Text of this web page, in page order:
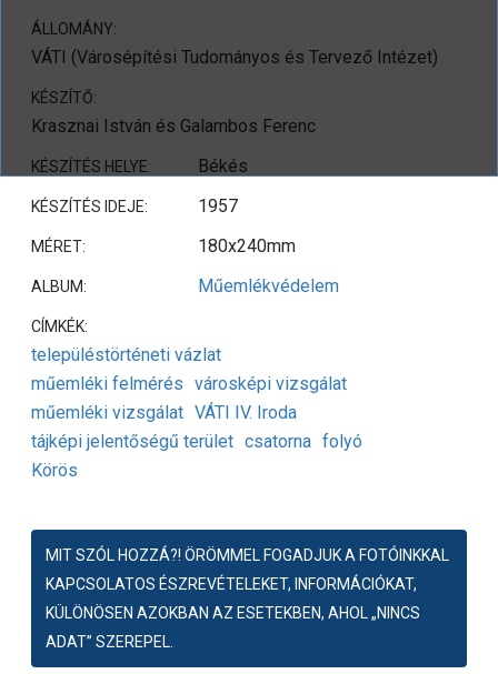
ÁLLOMÁNY:
VÁTI (Városépítési Tudományos és Tervező Intézet)
KÉSZÍTŐ:
Krasznai István és Galambos Ferenc
KÉSZÍTÉS HELYE: Békés
KÉSZÍTÉS IDEJE: 1957
MÉRET: 180x240mm
ALBUM: Műemlékvédelem
CÍMKÉK:
településtörténeti vázlat
műemléki felmérés városképi vizsgálat
műemléki vizsgálat VÁTI IV. Iroda
tájképi jelentőségű terület csatorna folyó
Körös
MIT SZÓL HOZZÁ?! ÖRÖMMEL FOGADJUK A FOTÓINKKAL
KAPCSOLATOS ÉSZREVÉTELEKET, INFORMÁCIÓKAT,
KÜLÖNÖSEN AZOKBAN AZ ESETEKBEN, AHOL „NINCS
ADAT” SZEREPEL.